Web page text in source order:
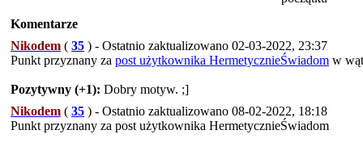
Komentarze
Nikodem ( 35 ) - Ostatnio zaktualizowano 02-03-2022, 23:37
Punkt przyznany za post użytkownika HermetycznieŚwiadom w
Pozytywny (+1): Dobry motyw. ;]
Nikodem ( 35 ) - Ostatnio zaktualizowano 08-02-2022, 18:18
Punkt przyznany za post użytkownika HermetycznieŚwiadom